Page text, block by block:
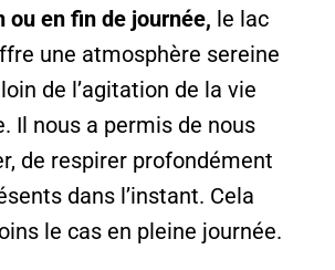
ou en fin de journée, le lac
une atmosphère sereine
de l’agitation de la vie
Il nous a permis de nous
de respirer profondément
dans l’instant. Cela
le cas en pleine journée.